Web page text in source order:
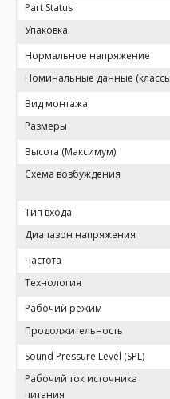
Part Status
Упаковка
Нормальное напряжение
Номинальные данные
Вид монтажа
Размеры
Высота (Максимум)
Схема возбуждения
Тип входа
Диапазон напряжения
Частота
Технология
Рабочий режим
Продолжительность
Sound Pressure Level (SPL)
Рабочий ток источника
питания